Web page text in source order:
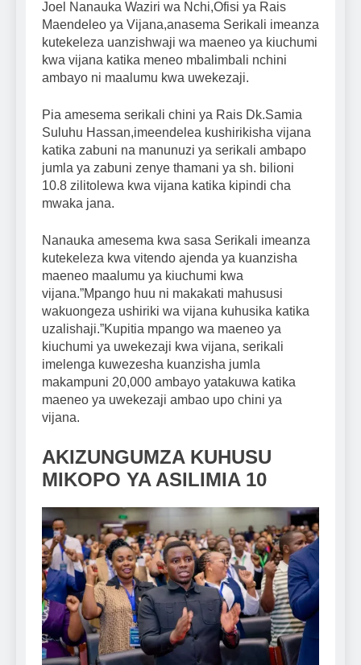
Joel Nanauka Waziri wa Nchi,Ofisi ya Rais
Maendeleo ya Vijana,anasema Serikali imeanza
kutekeleza uanzishwaji wa maeneo ya kiuchumi
kwa vijana katika meneo mbalimbali nchini
ambayo ni maalumu kwa uwekezaji.
Pia amesema serikali chini ya Rais Dk.Samia
Suluhu Hassan,imeendelea kushirikisha vijana
katika zabuni na manunuzi ya serikali ambapo
jumla ya zabuni zenye thamani ya sh. bilioni
10.8 zilitolewa kwa vijana katika kipindi cha
mwaka jana.
Nanauka amesema kwa sasa Serikali imeanza
kutekeleza kwa vitendo ajenda ya kuanzisha
maeneo maalumu ya kiuchumi kwa
vijana.”Mpango huu ni makakati mahususi
wakuongeza ushiriki wa vijana kuhusika katika
uzalishaji.”Kupitia mpango wa maeneo ya
kiuchumi ya uwekezaji kwa vijana, serikali
imelenga kuwezesha kuanzisha jumla
makampuni 20,000 ambayo yatakuwa katika
maeneo ya uwekezaji ambao upo chini ya
vijana.
AKIZUNGUMZA KUHUSU
MIKOPO YA ASILIMIA 10